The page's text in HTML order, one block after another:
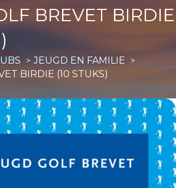
BREVET BIRDIE
JEUGD EN FAMILIE
BIRDIE (10 STUKS)